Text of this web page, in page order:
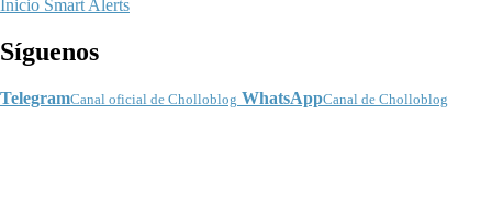
Inicio Smart Alerts
Síguenos
TelegramCanal oficial de Cholloblog WhatsAppCanal de Cholloblog